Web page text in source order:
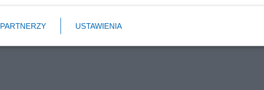
PARTNERZY USTAWIENIA